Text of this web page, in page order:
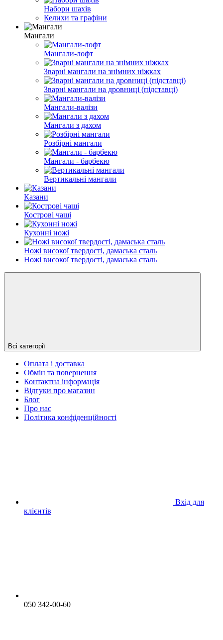
Набори шахів
Келихи та графіни
Мангали
Мангали-лофт
Зварні мангали на знімних ніжках
Зварні мангали на дровниці (підставці)
Мангали-валізи
Мангали з дахом
Розбірні мангали
Мангали - барбекю
Вертикальні мангали
Казани
Кострові чаші
Кухонні ножі
Ножі високої твердості, дамаська сталь
Ножі високої твердості, дамаська сталь
Всі категорії
Оплата і доставка
Обмін та повернення
Контактна інформація
Відгуки про магазин
Блог
Про нас
Політика конфіденційності
Вхід для
клієнтів
050 342-00-60